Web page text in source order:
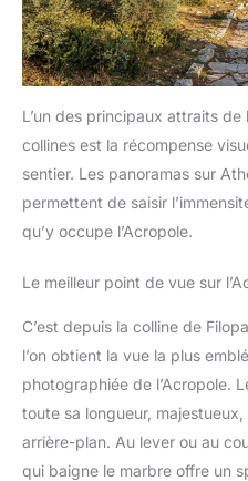
L’un des principaux attraits
collines est la récompense
sentier. Les panoramas sur
permettent de saisir
qu’y occupe l’Acropole.
Le meilleur point de vue sur
C’est depuis la colline de
l’on obtient la vue la plus
photographiée de l’Acropole.
toute sa longueur,
arrière-plan. Au lever ou au
qui baigne le marbre offre un